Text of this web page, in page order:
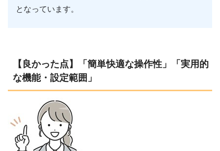
となっています。
【良かった点】「簡単快適な操作性」「実用的
な機能・設定範囲」